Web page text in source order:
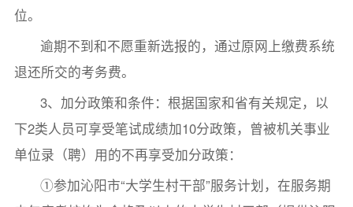
位。
逾期不到和不愿重新选报的，通过原网上缴费系统
退还所交的考务费。
3、加分政策和条件：根据国家和省有关规定，以
下2类人员可享受笔试成绩加10分政策，曾被机关事业
单位录（聘）用的不再享受加分政策：
①参加沁阳市“大学生村干部”服务计划，在服务期